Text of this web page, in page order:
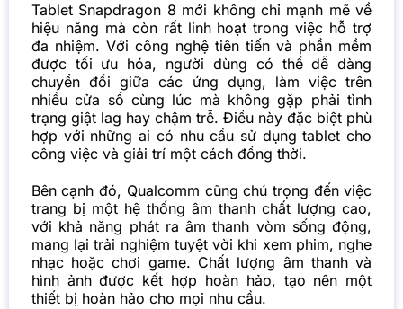
Tablet Snapdragon 8 mới không chỉ mạnh mẽ về
hiệu năng mà còn rất linh hoạt trong việc hỗ trợ
đa nhiệm. Với công nghệ tiên tiến và phần mềm
được tối ưu hóa, người dùng có thể dễ dàng
chuyển đổi giữa các ứng dụng, làm việc trên
nhiều cửa sổ cùng lúc mà không gặp phải tình
trạng giật lag hay chậm trễ. Điều này đặc biệt phù
hợp với những ai có nhu cầu sử dụng tablet cho
công việc và giải trí một cách đồng thời.
Bên cạnh đó, Qualcomm cũng chú trọng đến việc
trang bị một hệ thống âm thanh chất lượng cao,
với khả năng phát ra âm thanh vòm sống động,
mang lại trải nghiệm tuyệt vời khi xem phim, nghe
nhạc hoặc chơi game. Chất lượng âm thanh và
hình ảnh được kết hợp hoàn hảo, tạo nên một
thiết bị hoàn hảo cho mọi nhu cầu.